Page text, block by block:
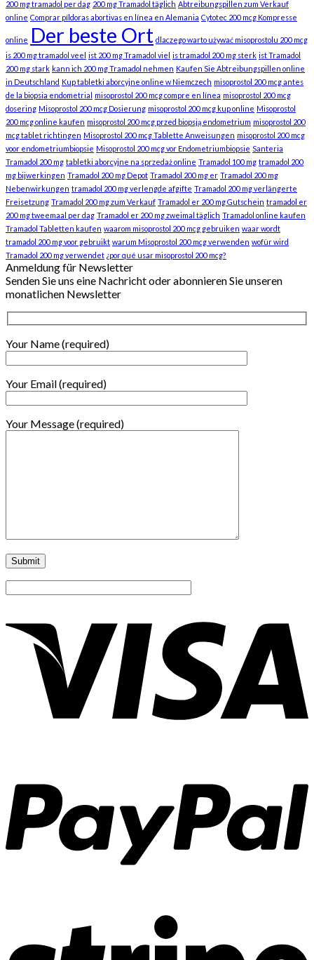
200 mg tramadol per dag 200 mg Tramadol täglich Abtreibungspillen zum Verkauf
online Comprar píldoras abortivas en línea en Alemania Cytotec 200 mcg Kompresse
online Der beste Ort dlaczego warto używać misoprostolu 200 mcg
is 200 mg tramadol veel ist 200 mg Tramadol viel is tramadol 200 mg sterk ist Tramadol
200 mg stark kann ich 200 mg Tramadol nehmen Kaufen Sie Abtreibungspillen online
in Deutschland Kup tabletki aborcyjne online w Niemczech misoprostol 200 mcg antes
de la biopsia endometrial misoprostol 200 mcg compre en línea misoprostol 200 mcg
dosering Misoprostol 200 mcg Dosierung misoprostol 200 mcg kup online Misoprostol
200 mcg online kaufen misoprostol 200 mcg przed biopsją endometrium misoprostol 200
mcg tablet richtingen Misoprostol 200 mcg Tablette Anweisungen misoprostol 200 mcg
voor endometriumbiopsie Misoprostol 200 mcg vor Endometriumbiopsie Santeria
Tramadol 200 mg tabletki aborcyjne na sprzedaż online Tramadol 100 mg tramadol 200
mg bijwerkingen Tramadol 200 mg Depot Tramadol 200 mg er Tramadol 200 mg
Nebenwirkungen tramadol 200 mg verlengde afgifte Tramadol 200 mg verlängerte
Freisetzung Tramadol 200 mg zum Verkauf Tramadol er 200 mg Gutschein tramadol er
200 mg tweemaal per dag Tramadol er 200 mg zweimal täglich Tramadol online kaufen
Tramadol Tabletten kaufen waarom misoprostol 200 mcg gebruiken waar wordt
tramadol 200 mg voor gebruikt warum Misoprostol 200 mcg verwenden wofür wird
Tramadol 200 mg verwendet ¿por qué usar misoprostol 200 mcg?
Anmeldung für Newsletter
Senden Sie uns eine Nachricht oder abonnieren Sie unseren
monatlichen Newsletter
Your Name (required)
Your Email (required)
Your Message (required)